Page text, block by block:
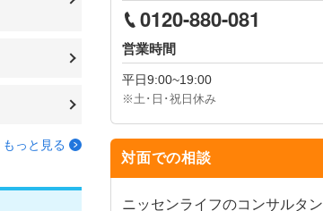
もっと見る
0120-880-081
営業時間
平日9:00~19:00
※土･日･祝日休み
対面での相談
ニッセンライフのコンサルタン